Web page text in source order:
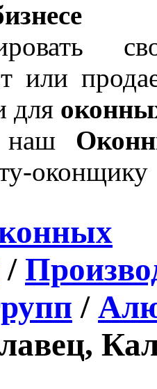
или
для
наш
оконщику
/
/